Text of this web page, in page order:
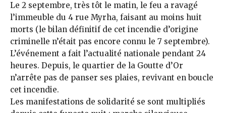
Le 2 septembre, très tôt le matin, le feu a ravagé
l’immeuble du 4 rue Myrha, faisant au moins huit
morts (le bilan définitif de cet incendie d’origine
criminelle n’était pas encore connu le 7 septembre).
L’événement a fait l’actualité nationale pendant 24
heures. Depuis, le quartier de la Goutte d’Or
n’arrête pas de panser ses plaies, revivant en boucle
cet incendie.
Les manifestations de solidarité se sont multipliés